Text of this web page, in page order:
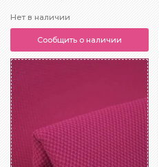
Нет в наличии
Сообщить о наличии